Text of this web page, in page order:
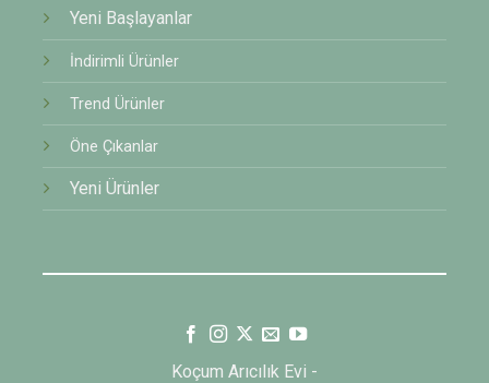
Yeni Başlayanlar
İndirimli Ürünler
Trend Ürünler
Öne Çıkanlar
Yeni Ürünler
Koçum Arıcılık Evi -